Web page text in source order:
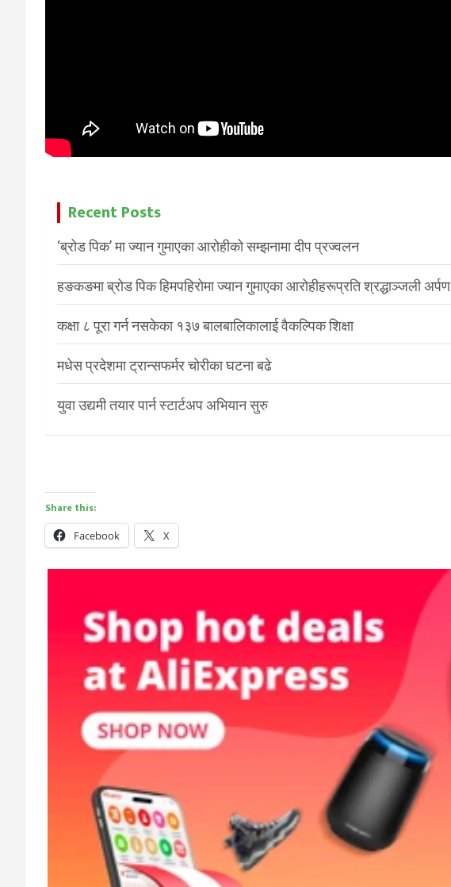
Recent Posts
‘ब्रोड पिक’ मा ज्यान गुमाएका आरोहीको सम्झनामा दीप प्रज्वलन
हङकङमा ब्रोड पिक हिमपहिरोमा ज्यान गुमाएका आरोहीहरूप्रति श्रद्धाञ्जली अर्पण
कक्षा ८ पूरा गर्न नसकेका १३७ बालबालिकालाई वैकल्पिक शिक्षा
मधेस प्रदेशमा ट्रान्सफर्मर चोरीका घटना बढे
युवा उद्यमी तयार पार्न स्टार्टअप अभियान सुरु
Share this:
Facebook X